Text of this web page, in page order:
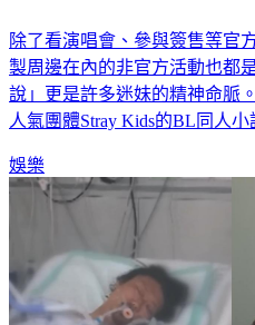
除了看演唱會、參與簽售等官
製周邊在內的非官方活動也都
說」更是許多迷妹的精神命脈
人氣團體Stray Kids的BL同人
娛樂